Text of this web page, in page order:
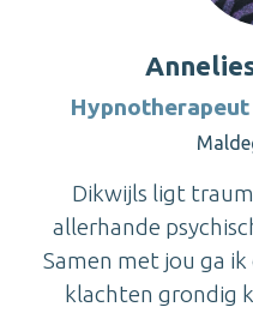
Dikwijls ligt
allerhande
Samen met jou ga
klachten grondig